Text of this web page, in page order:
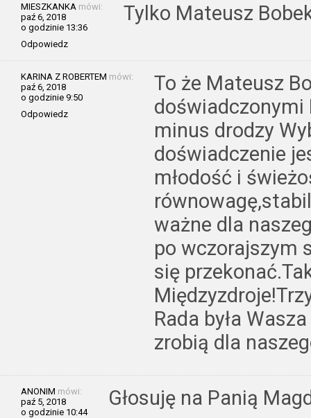
MIESZKANKA mówi:
paź 6, 2018
o godzinie 13:36
Odpowiedz
Tylko Mateusz
KARINA Z ROBERTEM mówi:
paź 6, 2018
o godzinie 9:50
Odpowiedz
To że Mateusz
doświadczonymi
minus drodzy
doświadczenie
młodość i
ważne dla
po wczorajszym
się
Rada była
zrobią dla
ANONIM mówi:
paź 5, 2018
o godzinie 10:44
Głosuję na Panią